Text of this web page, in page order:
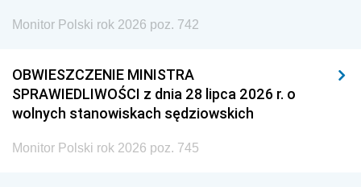
Monitor Polski rok 2026 poz. 742
OBWIESZCZENIE MINISTRA
SPRAWIEDLIWOŚCI z dnia 28 lipca 2026 r. o
wolnych stanowiskach sędziowskich
Monitor Polski rok 2026 poz. 745